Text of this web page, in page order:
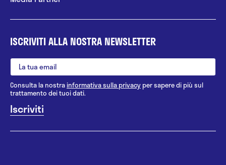
ISCRIVITI ALLA NOSTRA NEWSLETTER
Consulta la nostrainformativa sulla privacy per sapere di più sul
trattamento dei tuoi dati.